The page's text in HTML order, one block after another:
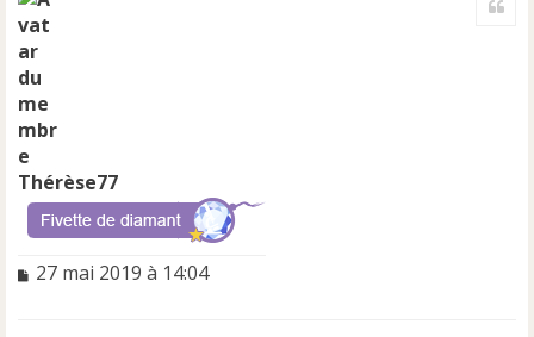
Thérèse77
M
27 mai 2019 à 14:04